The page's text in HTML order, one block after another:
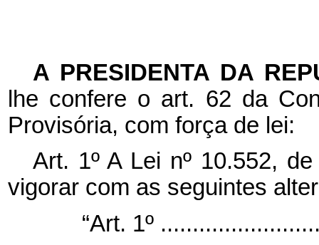
A PRESIDENTA DA
lhe confere o art. 62 da
Provisória, com força de lei:
Art. 1º A Lei nº 10.552,
vigorar com as seguintes
“Art. 1º